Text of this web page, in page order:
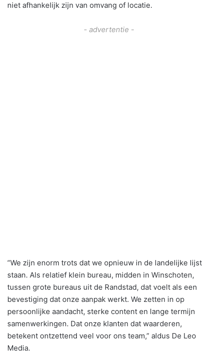
niet afhankelijk zijn van omvang of locatie.
- advertentie -
“We zijn enorm trots dat we opnieuw in de landelijke lijst
staan. Als relatief klein bureau, midden in Winschoten,
tussen grote bureaus uit de Randstad, dat voelt als een
bevestiging dat onze aanpak werkt. We zetten in op
persoonlijke aandacht, sterke content en lange termijn
samenwerkingen. Dat onze klanten dat waarderen,
betekent ontzettend veel voor ons team,” aldus De Leo
Media.